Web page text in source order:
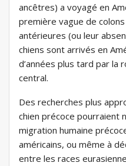
ancêtres) a voyagé en
première vague de
antérieures (ou leur
chiens sont arrivés en
d’années plus tard par la
central.
Des recherches plus
chien précoce pourraient
migration humaine
américains, ou même à
entre les races